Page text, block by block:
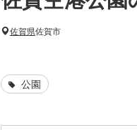
佐賀県佐賀市
公園